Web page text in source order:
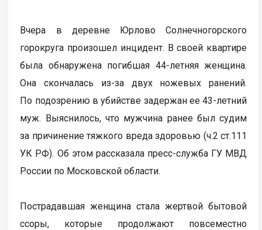
Вчера в деревне Юрлово Солнечногорского
горокруга произошел инцидент. В своей квартире
была обнаружена погибшая 44-летняя женщина.
Она скончалась из-за двух ножевых ранений.
По подозрению в убийстве задержан ее 43-летний
муж. Выяснилось, что мужчина ранее был судим
за причинение тяжкого вреда здоровью (ч.2 ст.111
УК РФ). Об этом рассказала пресс-служба ГУ МВД
России по Московской области.
Пострадавшая женщина стала жертвой бытовой
ссоры, которые продолжают повсеместно